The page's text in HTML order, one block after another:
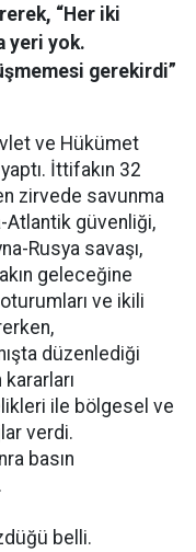
“Her iki
yeri yok.
gerekirdi”
ve Hükümet
İttifakın 32
zirvede savunma
Atlantik güvenliği,
Rusya savaşı,
geleceğine
ve ikili
düzenlediği
kararları
ile bölgesel ve
verdi.
basın
belli.